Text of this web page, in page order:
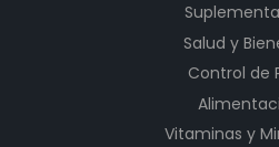
Salud y
Control de
Vitaminas y